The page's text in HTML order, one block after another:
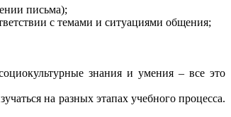
письма);
с темами и ситуациями общения;
знания и умения – все это
на разных этапах учебного процесса.